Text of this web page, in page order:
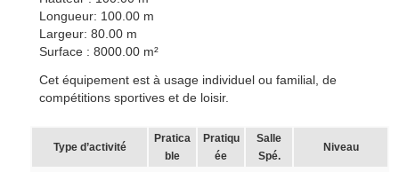
Longueur: 100.00 m
Largeur: 80.00 m
Surface : 8000.00 m²
Cet équipement est à usage individuel ou familial, de
compétitions sportives et de loisir.
Type d’activité
Pratica
ble
Pratiqu
ée
Salle
Spé.
Niveau